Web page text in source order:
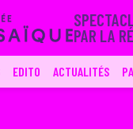
PAR LA
EDITO ACTUALITÉS